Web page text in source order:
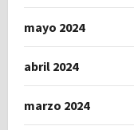
mayo 2024
abril 2024
marzo 2024